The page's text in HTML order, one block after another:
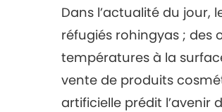
Dans l’actualité du jour,
réfugiés rohingyas ; des
températures à la
vente de produits
artificielle prédit l’avenir